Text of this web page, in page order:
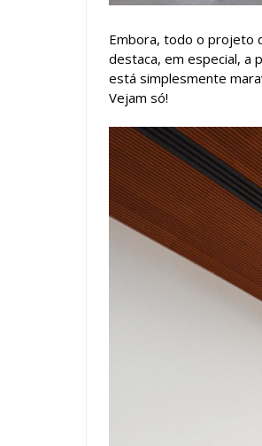
Embora, todo o projeto
destaca, em especial, a
está simplesmente
Vejam só!